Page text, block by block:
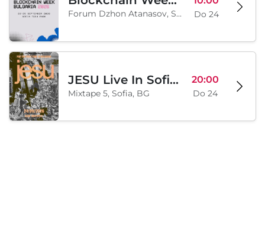
Forum Dzhon Atanasov, Sofia, BG Do 24
JESU Live In Sofia/Threechords
Mixtape 5, Sofia, BG
20:00
Do 24